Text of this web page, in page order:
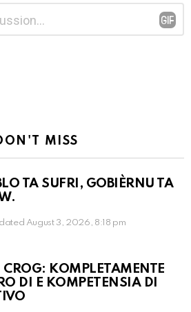
MISS
TA SUFRI, GOBIÈRNU TA
August 3, 2026, 8:18 pm
CROG: KOMPLETAMENTE
DI E KOMPETENSIA DI